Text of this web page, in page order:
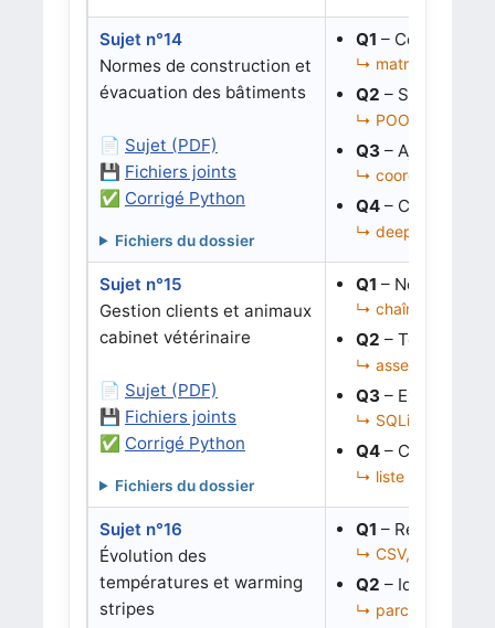
Sujet n°14
Normes de construction et
évacuation des bâtiments
📄 Sujet (PDF)
💾 Fichiers joints
✅ Corrigé Python
Fichiers du dossier
Q1 – Compter
↳ matrice, liste de
Q2 – Simuler
↳ POO, grille,
Q3 – Ajouter
↳ coordonnées,
Q4 – Corriger le
↳ deepcopy,
Sujet n°15
Gestion clients et animaux
cabinet vétérinaire
📄 Sujet (PDF)
💾 Fichiers joints
✅ Corrigé Python
Fichiers du dossier
Q1 – Normaliser
↳ chaînes,
Q2 – Tester la
↳ assertions,
Q3 – Extraire
↳ SQLite,
Q4 – Corriger le
↳ liste de
Sujet n°16
Évolution des
températures et warming
stripes
Q1 – Retrouver
↳ CSV, liste de
Q2 – Identifier la
↳ parcours,